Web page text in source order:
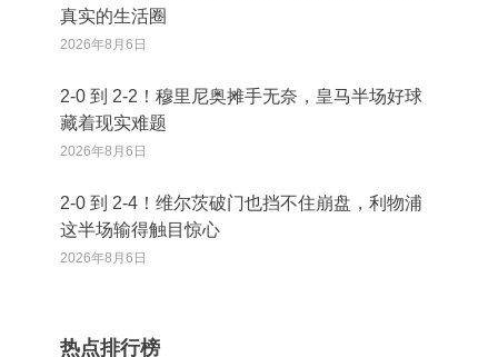
真实的生活圈
2026年8月6日
2‑0 到 2‑2！穆里尼奥摊手无奈，皇马半场好球
藏着现实难题
2026年8月6日
2‑0 到 2‑4！维尔茨破门也挡不住崩盘，利物浦
这半场输得触目惊心
2026年8月6日
热点排行榜